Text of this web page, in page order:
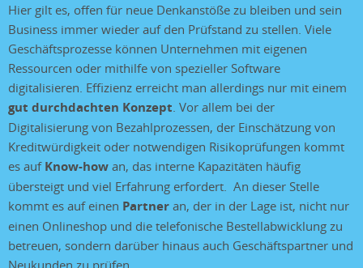
Hier gilt es, offen für neue Denkanstöße zu bleiben und sein
Business immer wieder auf den Prüfstand zu stellen. Viele
Geschäftsprozesse können Unternehmen mit eigenen
Ressourcen oder mithilfe von spezieller Software
digitalisieren. Effizienz erreicht man allerdings nur mit einem
gut durchdachten Konzept . Vor allem bei der
Digitalisierung von Bezahlprozessen, der Einschätzung von
Kreditwürdigkeit oder notwendigen Risikoprüfungen kommt
es auf Know-how an, das interne Kapazitäten häufig
übersteigt und viel Erfahrung erfordert. An dieser Stelle
kommt es auf einen Partner an, der in der Lage ist, nicht nur
einen Onlineshop und die telefonische Bestellabwicklung zu
betreuen, sondern darüber hinaus auch Geschäftspartner und
Neukunden zu prüfen.